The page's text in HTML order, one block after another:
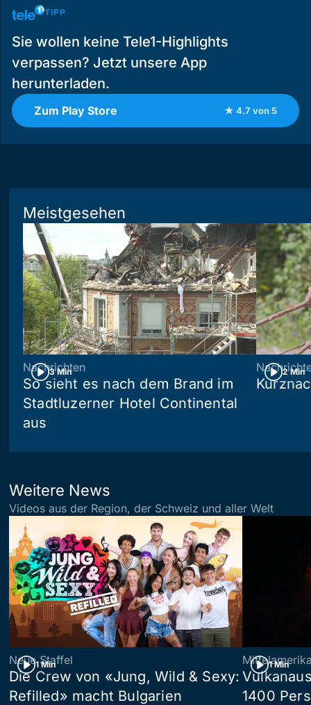
TIPP
Sie wollen keine Tele1-Highlights
verpassen? Jetzt unsere App
herunterladen.
Zum Play Store ★ 4.7 von 5
Meistgesehen
3 Min
Nachrichten
So sieht es nach dem Brand im
Stadtluzerner Hotel Continental
aus
2 Min
Weitere News
Videos aus der Region, der Schweiz und aller Welt
1 Min
Neue Staffel
Die Crew von «Jung, Wild & Sexy:
Refilled» macht Bulgarien
1 Min
1400